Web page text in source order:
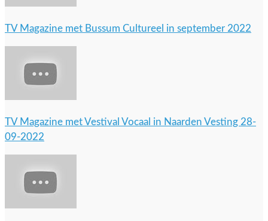
TV Magazine met Bussum Cultureel in september 2022
TV Magazine met Vestival Vocaal in Naarden Vesting 28-
09-2022